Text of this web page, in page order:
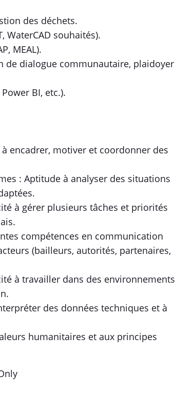
des déchets.
WaterCAD souhaités).
MEAL).
dialogue communautaire, plaidoyer
BI, etc.).
encadrer, motiver et coordonner des
: Aptitude à analyser des situations
à gérer plusieurs tâches et priorités
compétences en communication
(bailleurs, autorités, partenaires,
à travailler dans des environnements
des données techniques et à
humanitaires et aux principes